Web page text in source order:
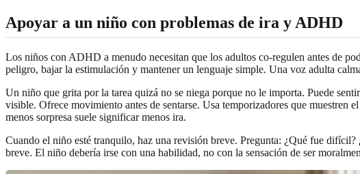
Apoyar a un niño con problemas de ira y ADHD
Los niños con ADHD a menudo necesitan que los adultos co-regulen antes de
peligro, bajar la estimulación y mantener un lenguaje simple. Una voz adulta
Un niño que grita por la tarea quizá no se niega porque no le importa. Puede
visible. Ofrece movimiento antes de sentarse. Usa temporizadores que
menos sorpresa suele significar menos ira.
Cuando el niño esté tranquilo, haz una revisión breve. Pregunta: ¿Qué fue
breve. El niño debería irse con una habilidad, no con la sensación de ser